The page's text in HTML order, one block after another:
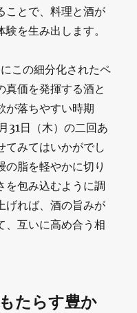
ことで、料理と酒が
を生み出します。
この細分化されたペ
真価を発揮する酒と
が落ちやすい時期
31日（木）の二回あ
てみてはいかがでし
の脂を軽やかに切り
を包み込むように調
げれば、酒の旨みが
、互いに高め合う相
たらす豊か